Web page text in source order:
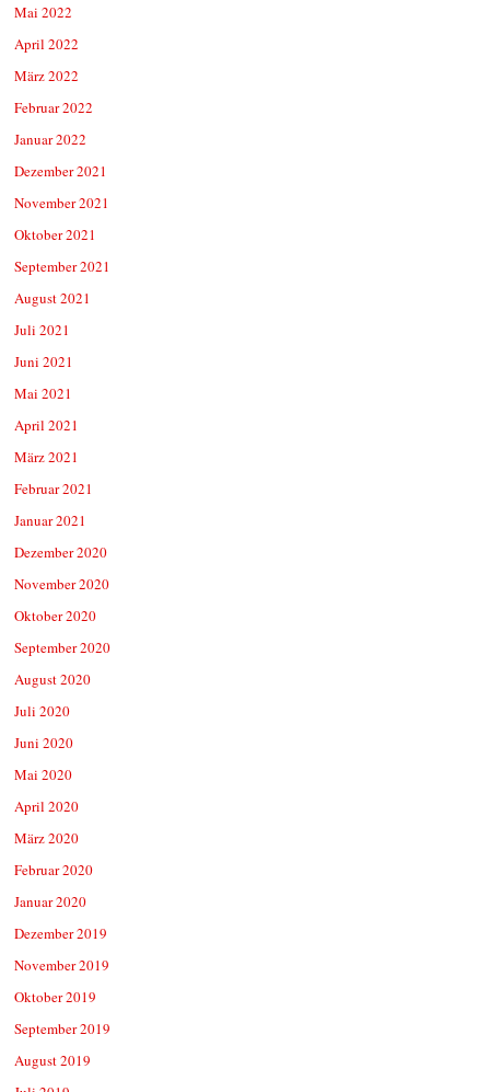
Mai 2022
April 2022
März 2022
Februar 2022
Januar 2022
Dezember 2021
November 2021
Oktober 2021
September 2021
August 2021
Juli 2021
Juni 2021
Mai 2021
April 2021
März 2021
Februar 2021
Januar 2021
Dezember 2020
November 2020
Oktober 2020
September 2020
August 2020
Juli 2020
Juni 2020
Mai 2020
April 2020
März 2020
Februar 2020
Januar 2020
Dezember 2019
November 2019
Oktober 2019
September 2019
August 2019